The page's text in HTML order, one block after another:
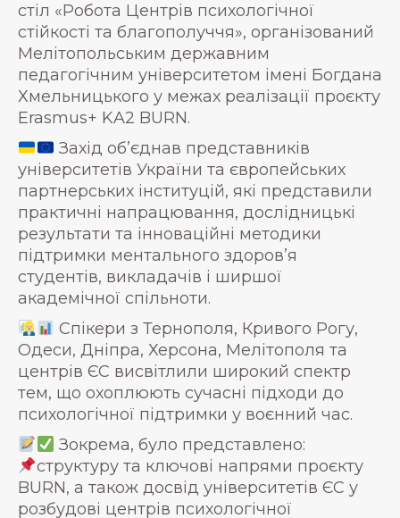
стіл «Робота Центрів психологічної
стійкості та благополуччя», організований
Мелітопольським державним
педагогічним університетом імені Богдана
Хмельницького у межах реалізації проєкту
Erasmus+ KA2 BURN.
Захід об’єднав представників
університетів України та європейських
партнерських інституцій, які представили
практичні напрацювання, дослідницькі
результати та інноваційні методики
підтримки ментального здоров’я
студентів, викладачів і ширшої
академічної спільноти.
Спікери з Тернополя, Кривого Рогу,
Одеси, Дніпра, Херсона, Мелітополя та
центрів ЄС висвітлили широкий спектр
тем, що охоплюють сучасні підходи до
психологічної підтримки у воєнний час.
Зокрема, було представлено:
структуру та ключові напрями проєкту
BURN, а також досвід університетів ЄС у
розбудові центрів психологічної